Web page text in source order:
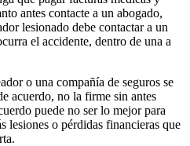
antes contacte a un abogado,
lesionado debe contactar a un
el accidente, dentro de una a
o una compañía de seguros se
acuerdo, no la firme sin antes
puede no ser lo mejor para
lesiones o pérdidas financieras que